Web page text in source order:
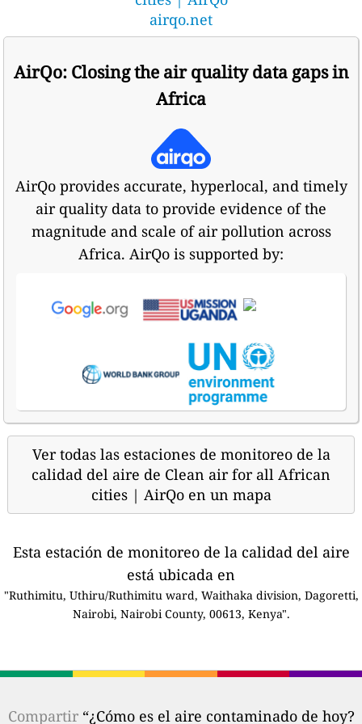
airqo.net
AirQo: Closing the air quality data gaps in
Africa
AirQo provides accurate, hyperlocal, and timely
air quality data to provide evidence of the
magnitude and scale of air pollution across
Africa. AirQo is supported by:
Ver todas las estaciones de monitoreo de la
calidad del aire de Clean air for all African
cities | AirQo en un mapa
Esta estación de monitoreo de la calidad del aire
está ubicada en
"Ruthimitu, Uthiru/Ruthimitu ward, Waithaka division, Dagoretti,
Nairobi, Nairobi County, 00613, Kenya".
Compartir“¿Cómo es el aire contaminado de hoy?